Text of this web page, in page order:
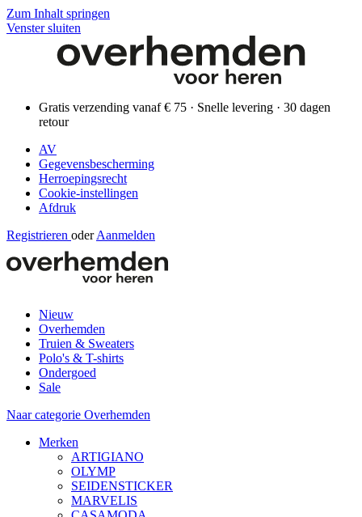
Zum Inhalt springen
Venster sluiten
Gratis verzending vanaf € 75 · Snelle levering · 30 dagen
retour
AV
Gegevensbescherming
Herroepingsrecht
Cookie-instellingen
Afdruk
Registrieren oder Aanmelden
Nieuw
Overhemden
Truien & Sweaters
Polo's & T-shirts
Ondergoed
Sale
Naar categorie Overhemden
Merken
ARTIGIANO
OLYMP
SEIDENSTICKER
MARVELIS